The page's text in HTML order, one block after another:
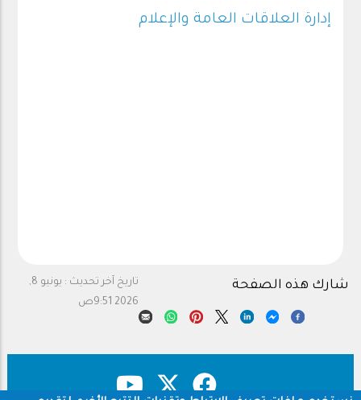
إدارة العلاقات العامة والإعلام
تاريخ آخر تحديث :
يونيو 8,
2026 9:51ص
شارك هذه الصفحة